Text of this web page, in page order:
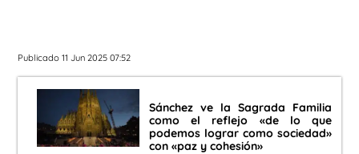
Publicado 11 Jun 2025 07:52
Sánchez ve la Sagrada Familia
como el reflejo «de lo que
podemos lograr como sociedad»
con «paz y cohesión»